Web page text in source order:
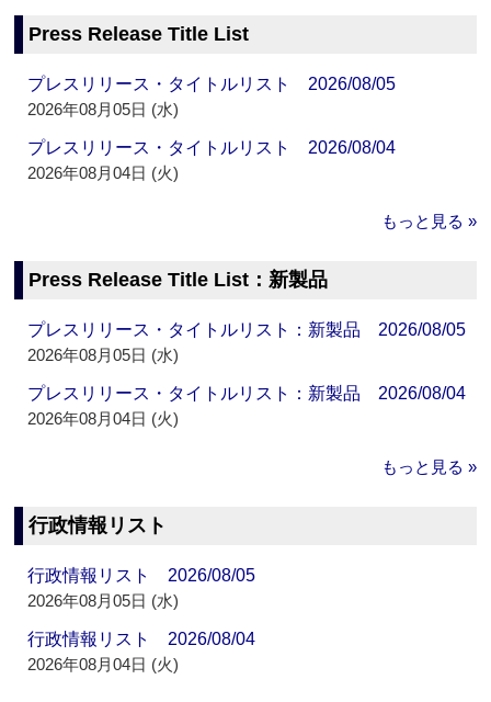
Press Release Title List
プレスリリース・タイトルリスト 2026/08/05
2026年08月05日 (水)
プレスリリース・タイトルリスト 2026/08/04
2026年08月04日 (火)
もっと見る »
Press Release Title List：新製品
プレスリリース・タイトルリスト：新製品 2026/08/05
2026年08月05日 (水)
プレスリリース・タイトルリスト：新製品 2026/08/04
2026年08月04日 (火)
もっと見る »
行政情報リスト
行政情報リスト 2026/08/05
2026年08月05日 (水)
行政情報リスト 2026/08/04
2026年08月04日 (火)